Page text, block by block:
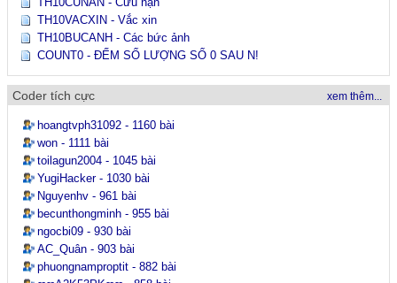
TH10VACXIN - Vắc xin
TH10BUCANH - Các bức ảnh
COUNT0 - ĐẾM SỐ LƯỢNG SỐ 0 SAU N!
xem thêm...
Coder tích cực
hoangtvph31092 - 1160 bài
won - 1111 bài
toilagun2004 - 1045 bài
YugiHacker - 1030 bài
Nguyenhv - 961 bài
becunthongminh - 955 bài
ngocbi09 - 930 bài
AC_Quân - 903 bài
phuongnamproptit - 882 bài